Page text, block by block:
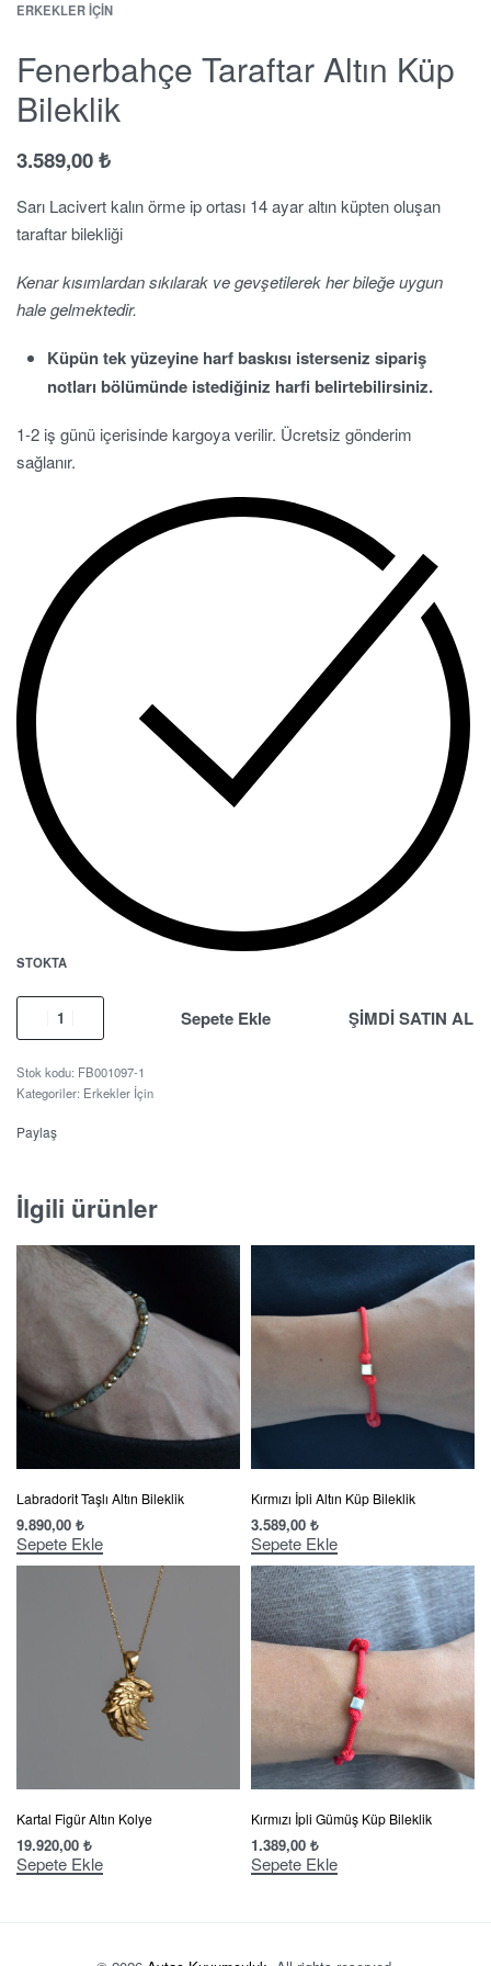
ERKEKLER İÇIN
Fenerbahçe Taraftar Altın Küp
Bileklik
3.589,00₺
Sarı Lacivert kalın örme ip ortası 14 ayar altın küpten oluşan
taraftar bilekliği
Kenar kısımlardan sıkılarak ve gevşetilerek her bileğe uygun
hale gelmektedir.
Küpün tek yüzeyine harf baskısı isterseniz sipariş
notları bölümünde istediğiniz harfi belirtebilirsiniz.
1-2 iş günü içerisinde kargoya verilir. Ücretsiz gönderim
sağlanır.
STOKTA
Sepete Ekle ŞİMDİ SATIN AL
FB001097-1
Kategoriler: Erkekler İçin
Paylaş
İlgili ürünler
Labradorit Taşlı Altın Bileklik
9.890,00 ₺
Sepete Ekle
Kırmızı İpli Altın Küp Bileklik
3.589,00 ₺
Sepete Ekle
Kartal Figür Altın Kolye
19.920,00 ₺
Sepete Ekle
Kırmızı İpli Gümüş Küp Bileklik
1.389,00 ₺
Sepete Ekle